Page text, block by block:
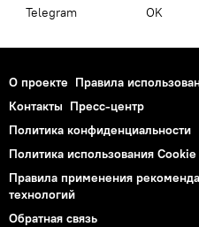
Telegram OK
О проекте Правила
Контакты Пресс-центр
Политика конфиденциальности
Политика использования Cookie
Правила применения
технологий
Обратная связь